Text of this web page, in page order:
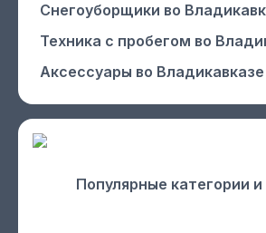
Снегоуборщики во
Техника с пробегом во
Аксессуары во Владикавказе
Популярные категории